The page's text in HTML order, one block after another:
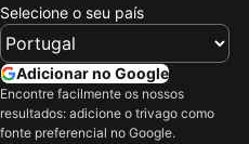
Selecione o seu país
Adicionar no Google
Encontre facilmente os nossos
resultados: adicione o trivago como
fonte preferencial no Google.